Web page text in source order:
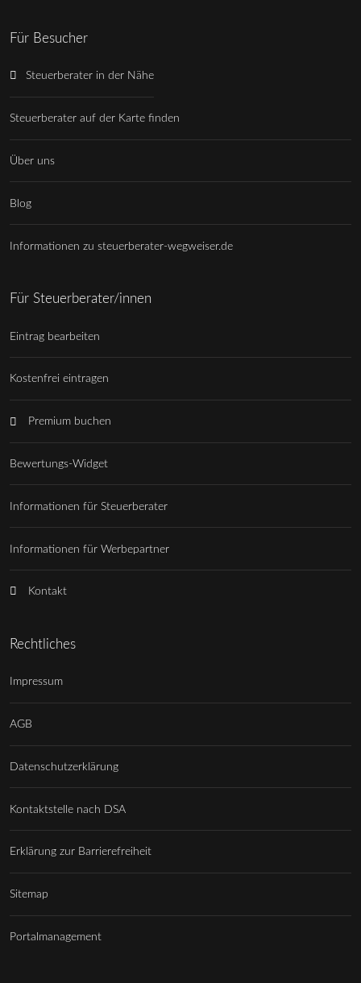
Für Besucher
Steuerberater in der Nähe
Steuerberater auf der Karte finden
Über uns
Blog
Informationen zu steuerberater-wegweiser.de
Für Steuerberater/innen
Eintrag bearbeiten
Kostenfrei eintragen
Premium buchen
Bewertungs-Widget
Informationen für Steuerberater
Informationen für Werbepartner
Kontakt
Rechtliches
Impressum
AGB
Datenschutzerklärung
Kontaktstelle nach DSA
Erklärung zur Barrierefreiheit
Sitemap
Portalmanagement